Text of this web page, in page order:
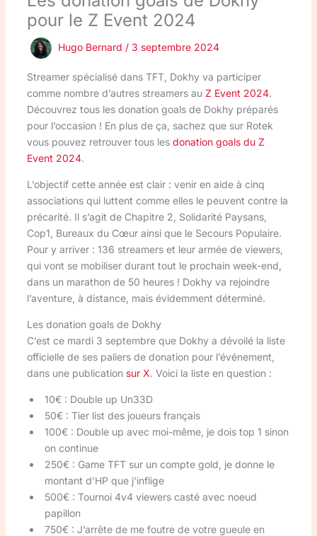
pour le Z Event 2024
Hugo Bernard / 3 septembre 2024
Streamer spécialisé dans TFT, Dokhy va participer
comme nombre d’autres streamers au Z Event 2024.
Découvrez tous les donation goals de Dokhy préparés
pour l’occasion ! En plus de ça, sachez que sur Rotek
vous pouvez retrouver tous les donation goals du Z
Event 2024.
L’objectif cette année est clair : venir en aide à cinq
associations qui luttent comme elles le peuvent contre la
précarité. Il s’agit de Chapitre 2, Solidarité Paysans,
Cop1, Bureaux du Cœur ainsi que le Secours Populaire.
Pour y arriver : 136 streamers et leur armée de viewers,
qui vont se mobiliser durant tout le prochain week-end,
dans un marathon de 50 heures ! Dokhy va rejoindre
l’aventure, à distance, mais évidemment déterminé.
Les donation goals de Dokhy
C’est ce mardi 3 septembre que Dokhy a dévoilé la liste
officielle de ses paliers de donation pour l’événement,
dans une publication sur X. Voici la liste en question :
10€ : Double up Un33D
50€ : Tier list des joueurs français
100€ : Double up avec moi-même, je dois top 1 sinon
on continue
250€ : Game TFT sur un compte gold, je donne le
montant d’HP que j’inflige
500€ : Tournoi 4v4 viewers casté avec noeud
papillon
750€ : J’arrête de me foutre de votre gueule en